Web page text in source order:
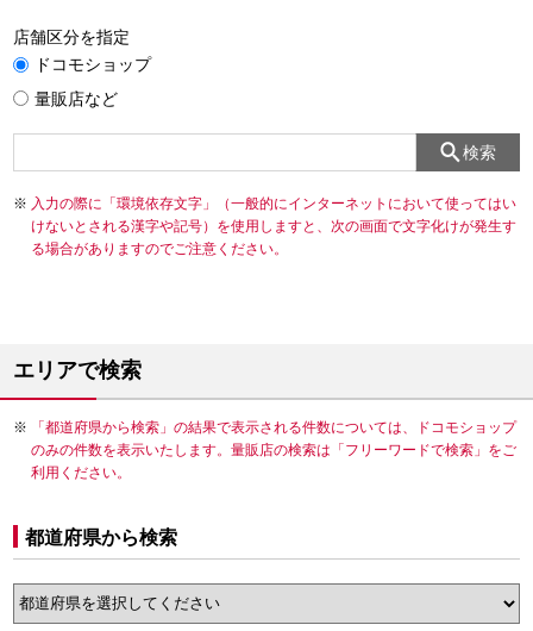
店舗区分を指定
ドコモショップ
量販店など
検索
入力の際に「環境依存文字」（一般的にインターネットにおいて使ってはい
けないとされる漢字や記号）を使用しますと、次の画面で文字化けが発生す
る場合がありますのでご注意ください。
エリアで検索
「都道府県から検索」の結果で表示される件数については、ドコモショップ
のみの件数を表示いたします。量販店の検索は「フリーワードで検索」をご
利用ください。
都道府県から検索